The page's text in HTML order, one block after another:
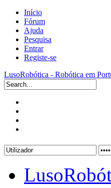
Início
Fórum
Ajuda
Pesquisa
Entrar
Registe-se
LusoRobótica - Robótica em